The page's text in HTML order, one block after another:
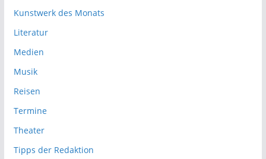
Kunstwerk des Monats
Literatur
Medien
Musik
Reisen
Termine
Theater
Tipps der Redaktion